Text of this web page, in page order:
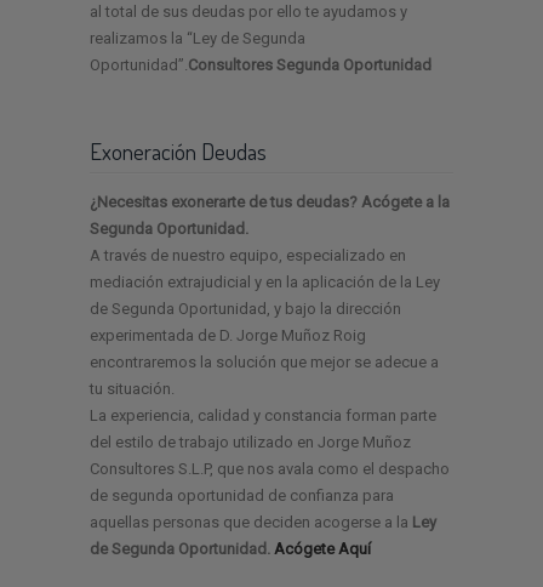
al total de sus deudas por ello te ayudamos y
realizamos la “Ley de Segunda
Oportunidad”. Consultores Segunda Oportunidad
Exoneración Deudas
¿Necesitas exonerarte de tus deudas? Acógete a la
Segunda Oportunidad.
A través de nuestro equipo, especializado en
mediación extrajudicial y en la aplicación de la Ley
de Segunda Oportunidad, y bajo la dirección
experimentada de D. Jorge Muñoz Roig
encontraremos la solución que mejor se adecue a
tu situación.
La experiencia, calidad y constancia forman parte
del estilo de trabajo utilizado en Jorge Muñoz
Consultores S.L.P, que nos avala como el despacho
de segunda oportunidad de confianza para
aquellas personas que deciden acogerse a la Ley
de Segunda Oportunidad. Acógete Aquí